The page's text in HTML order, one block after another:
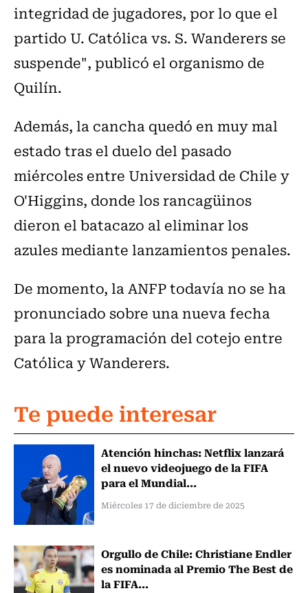
integridad de jugadores, por lo que el
partido U. Católica vs. S. Wanderers se
suspende", publicó el organismo de
Quilín.
Además, la cancha quedó en muy mal
estado tras el duelo del pasado
miércoles entre Universidad de Chile y
O'Higgins, donde los rancagüinos
dieron el batacazo al eliminar los
azules mediante lanzamientos penales.
De momento, la ANFP todavía no se ha
pronunciado sobre una nueva fecha
para la programación del cotejo entre
Católica y Wanderers.
Te puede interesar
Atención hinchas: Netflix lanzará
el nuevo videojuego de la FIFA
para el Mundial...
Miércoles 17 de diciembre de 2025
Orgullo de Chile: Christiane Endler
es nominada al Premio The Best de
la FIFA...